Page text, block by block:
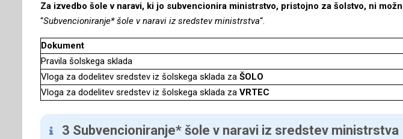
Za izvedbo šole v naravi, ki jo subvencionira ministrstvo, pristojno za šolstvo, ni
“Subvencioniranje* šole v naravi iz sredstev ministrstva“.
Dokument
Pravila šolskega sklada
Vloga za dodelitev sredstev iz šolskega sklada za ŠOLO
Vloga za dodelitev sredstev iz šolskega sklada za VRTEC
3 Subvencioniranje* šole v naravi iz sredstev ministrstva